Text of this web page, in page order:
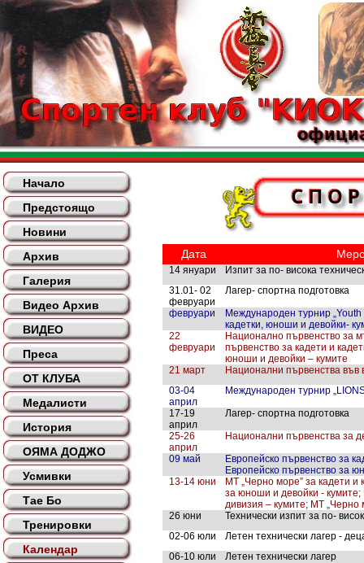
Начало
Предстоящо
Новини
Архив
Галерия
Видео Архив
ВИДЕО
Преса
ОТ КЛУБА
Медалисти
История
ОЯМА ДОДЖО
Усмивки
Тае Бо
Тренировки
Календар
Дата
14 януари
Изпит за по- висока
31.01- 02
февруари
Лагер- спортна подготовка
февруари
Международен турнир
кадетки, юноши и девойки-
22
февруари
Национално първенство за
първенство за кадети и
юноши и девойки – кумите
21 март
Национални първенства във
03-04
април
Международен турнир
17-19
април
Лагер- спортна подготовка
25-26
април
Национални първенства за
09 май
Европейско първенство за
Европейско първенство за
13-14 юни
МТ „Черно море” за кадети и
за юноши и девойки -
дивизия – кумите; МТ „Черно
26 юни
Технически изпит за по-
02-06 юли
Летен технически лагер -
06-10 юли
Летен технически лагер